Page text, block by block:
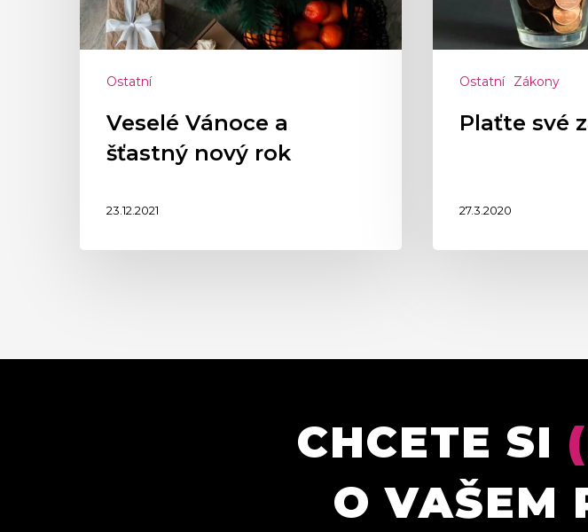
Ostatní
Veselé Vánoce a
šťastný nový rok
23.12.2021
Ostatní Zákony
Plaťte své
27.3.2020
CHCETE SI
O VAŠEM